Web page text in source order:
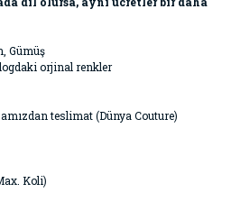
Gümüş
orjinal renkler
teslimat (Dünya Couture)
Koli)